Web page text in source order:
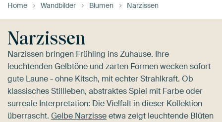
Home Wandbilder Blumen Narzissen
Narzissen
Narzissen bringen Frühling ins Zuhause. Ihre
leuchtenden Gelbtöne und zarten Formen wecken sofort
gute Laune - ohne Kitsch, mit echter Strahlkraft. Ob
klassisches Stillleben, abstraktes Spiel mit Farbe oder
surreale Interpretation: Die Vielfalt in dieser Kollektion
überrascht. Gelbe Narzisseetwa zeigt leuchtende Blüten